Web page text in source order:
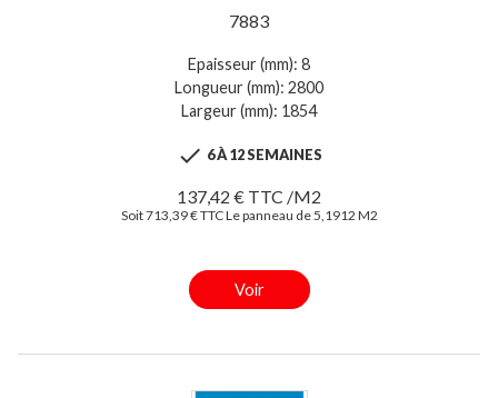
7883
Epaisseur (mm): 8
Longueur (mm): 2800
Largeur (mm): 1854
 6 À 12 SEMAINES
137,42 € TTC /M2
Soit 713,39 € TTC Le panneau de 5,1912 M2
Voir